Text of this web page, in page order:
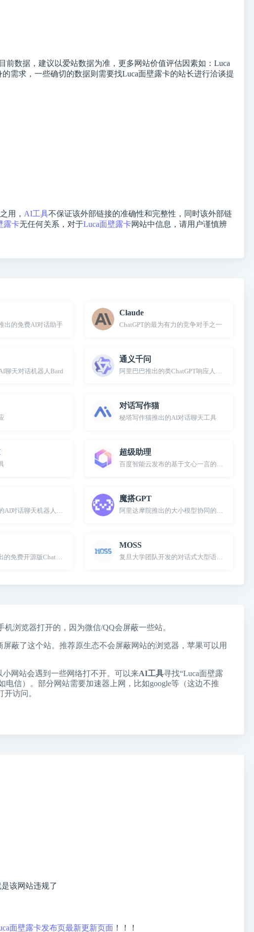
数据，建议以爱站数据为准，更多网站价值评估因素如：Luca
需求，一些确切的数据则需要找Luca面壁露卡的站长进行洽谈提
用， AI工具不保证该外部链接的准确性和完整性，同时该外部链
露卡无任何关系，对于Luca面壁露卡网站中信息，请用户谨慎辨
出的免费AI对话助手
Claude
ChatGPT的最为有力的竞争对手之一
聊天对话机器人Bard
通义千问
阿里巴巴推出的类ChatGPT响应人类指令的大
术
对话写作猫
秘塔写作猫推出的AI对话聊天工具
超级助理
百度智能云发布的基于文心一言的AI原生应用
AI对话聊天机器人，基于TigerBot开源大模型
魔搭GPT
阿里达摩院推出的大小模型协同的智能助手，
的免费开源版ChatGPT聊天机器人替代品
MOSS
复旦大学团队开发的对话式大型语言模型
浏览器打开的，因为微信/QQ会屏蔽一些站。
蔽了这个站。推荐原生态不会屏蔽网站的浏览器，苹果可以用
网站会遇到一些网络打不开。可以来AI工具寻找“Luca面壁露
电信）。部分网站需要加速器上网，比如google等（这边不推
访问。
该网站违规了
面壁露卡发布页最新更新页面 ！！！